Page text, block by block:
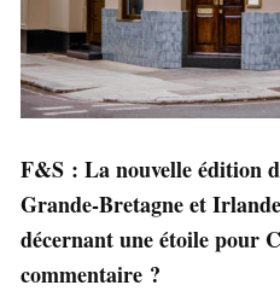
F&S : La nouvelle édition
Grande-Bretagne et
décernant une étoile pour
commentaire ?